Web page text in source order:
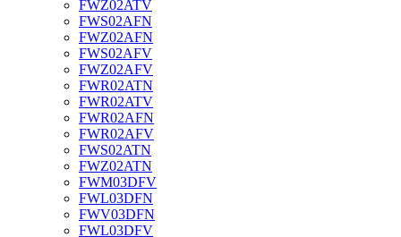
FWZ02ATV
FWS02AFN
FWZ02AFN
FWS02AFV
FWZ02AFV
FWR02ATN
FWR02ATV
FWR02AFN
FWR02AFV
FWS02ATN
FWZ02ATN
FWM03DFV
FWL03DFN
FWV03DFN
FWL03DFV